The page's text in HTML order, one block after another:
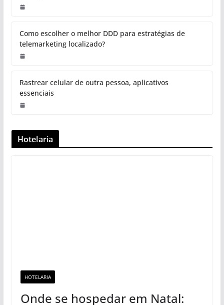
Como escolher o melhor DDD para estratégias de
telemarketing localizado?
Rastrear celular de outra pessoa, aplicativos
essenciais
Hotelaria
HOTELARIA
Onde se hospedar em Natal: